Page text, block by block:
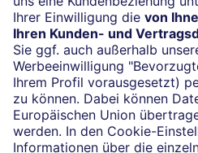
Impressum
Konditionen und Preise
Rechtliche Hinweise
Datenschutz